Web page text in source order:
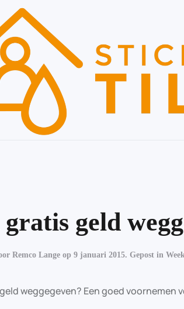
geld
Remco Lange op 9 januari 2015. Gepost in
weggegeven? Een goed voornemen